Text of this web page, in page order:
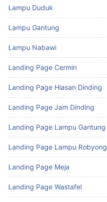
Lampu Duduk
Lampu Gantung
Lampu Nabawi
Landing Page Cermin
Landing Page Hiasan Dinding
Landing Page Jam Dinding
Landing Page Lampu Gantung
Landing Page Lampu Robyong
Landing Page Meja
Landing Page Wastafel